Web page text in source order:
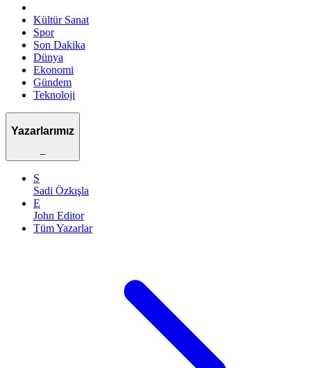
Kültür Sanat
Spor
Son Dakika
Dünya
Ekonomi
Gündem
Teknoloji
Yazarlarımız
–
S
Sadi Özkışla
E
John Editor
Tüm Yazarlar